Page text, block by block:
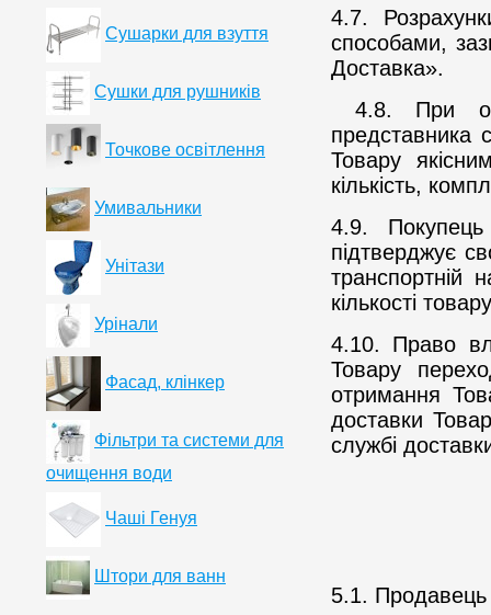
4.7.
способами,
Доставка».
4.8. При
представника
Товару
кількість,
4.9.
підтверджує
транспортній
кількості
4.10. Право
Товару
отримання
доставки
службі
5.1. Продавець
Сушарки для взуття
Сушки для рушників
Точкове освітлення
Умивальники
Унітази
Урінали
Фасад, клінкер
Фільтри та системи для
очищення води
Чаші Генуя
Штори для ванн